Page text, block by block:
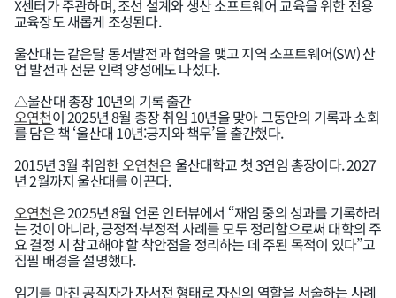
X센터가 주관하며, 조선 설계와 생산 소프트웨어 교육을 위한 전용
교육장도 새롭게 조성된다.
울산대는 같은달 동서발전과 협약을 맺고 지역 소프트웨어(SW) 산
업 발전과 전문 인력 양성에도 나섰다.
△울산대 총장 10년의 기록 출간
오연천이 2025년 8월 총장 취임 10년을 맞아 그동안의 기록과 소회
를 담은 책 ‘울산대 10년:긍지와 책무’을 출간했다.
2015년 3월 취임한오연천은 울산대학교 첫 3연임 총장이다. 2027
년 2월까지 울산대를 이끈다.
오연천은 2025년 8월 언론 인터뷰에서 “재임 중의 성과를 기록하려
는 것이 아니라, 긍정적·부정적 사례를 모두 정리함으로써 대학의 주
요 결정 시 참고해야 할 착안점을 정리하는 데 주된 목적이 있다”고
집필 배경을 설명했다.
임기를 마친 공직자가 자서전 형태로 자신의 역할을 서술하는 사례